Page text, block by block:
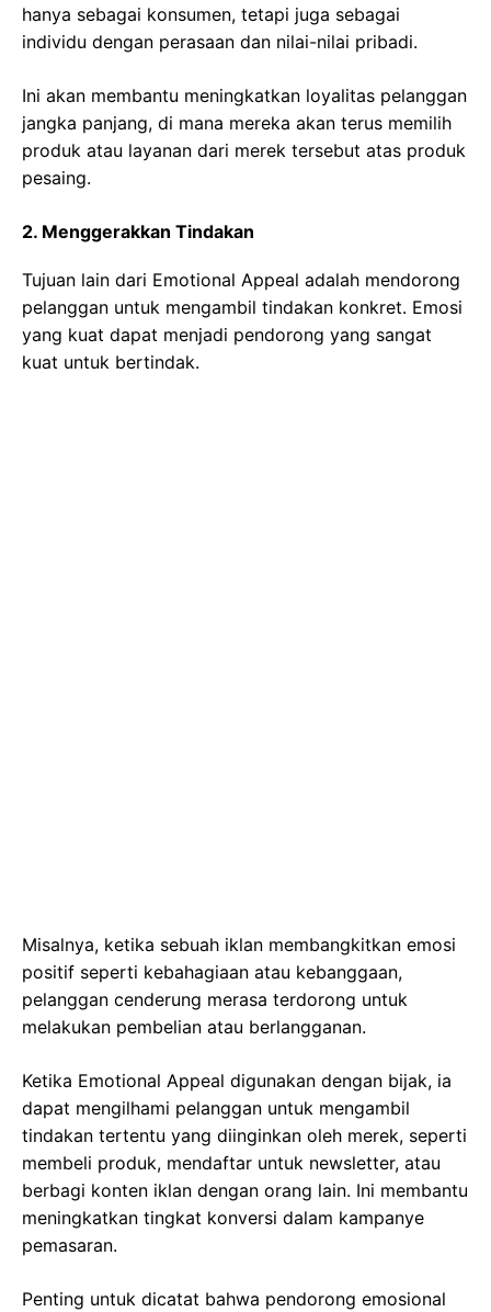
hanya sebagai konsumen, tetapi juga sebagai
individu dengan perasaan dan nilai-nilai pribadi.
Ini akan membantu meningkatkan loyalitas pelanggan
jangka panjang, di mana mereka akan terus memilih
produk atau layanan dari merek tersebut atas produk
pesaing.
2. Menggerakkan Tindakan
Tujuan lain dari Emotional Appeal adalah mendorong
pelanggan untuk mengambil tindakan konkret. Emosi
yang kuat dapat menjadi pendorong yang sangat
kuat untuk bertindak.
Misalnya, ketika sebuah iklan membangkitkan emosi
positif seperti kebahagiaan atau kebanggaan,
pelanggan cenderung merasa terdorong untuk
melakukan pembelian atau berlangganan.
Ketika Emotional Appeal digunakan dengan bijak, ia
dapat mengilhami pelanggan untuk mengambil
tindakan tertentu yang diinginkan oleh merek, seperti
membeli produk, mendaftar untuk newsletter, atau
berbagi konten iklan dengan orang lain. Ini membantu
meningkatkan tingkat konversi dalam kampanye
pemasaran.
Penting untuk dicatat bahwa pendorong emosional